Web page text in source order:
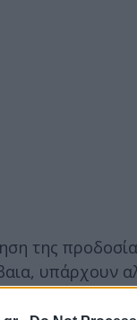
της
υπάρχουν
τον